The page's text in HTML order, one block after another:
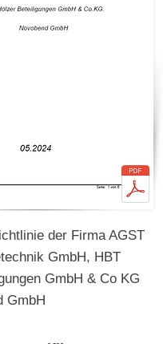
der Firma AGST
GmbH, HBT
GmbH & Co KG
GmbH